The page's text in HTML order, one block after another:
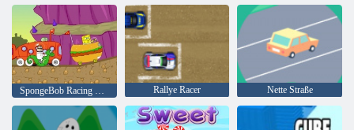
SpongeBob Racing Turnier Rallye Racer Nette Straße